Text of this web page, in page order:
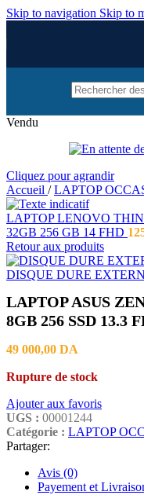
Skip to navigation Skip to
Vendu
Cliquez pour agrandir
Accueil / LAPTOP
LAPTOP LENOVO
32GB 256 GB 14 FHD
Retour aux produits
DISQUE DURE
LAPTOP ASUS
8GB 256 SSD 13.3
49 000,00 DA
Rupture de stock
Ajouter aux favoris
UGS : 00001244
Catégorie : LAPTOP
Partager:
Avis (0)
Payement et